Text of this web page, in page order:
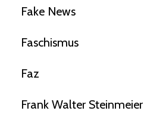
Fake News
Faschismus
Faz
Frank Walter Steinmeier